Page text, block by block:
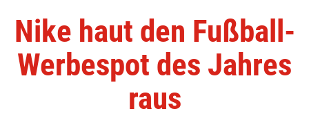
Nike haut den Fußball-
Werbespot des Jahres
raus